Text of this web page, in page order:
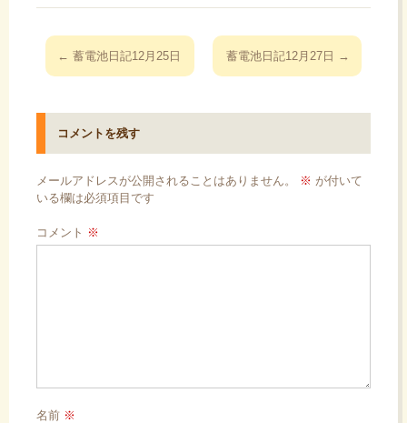
投
稿
ビ
ゲ
シ
ン
← 蓄電池日記12月25日 蓄電池日記12月27日 →
コメントを残す
メールアドレスが公開されることはありません。 ※ が付いて
いる欄は必須項目です
コメント ※
名前 ※